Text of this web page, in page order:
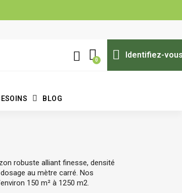
Identifiez-
BLOG
robuste alliant finesse, densité
au mètre carré. Nos
150 m² à 1250 m2.